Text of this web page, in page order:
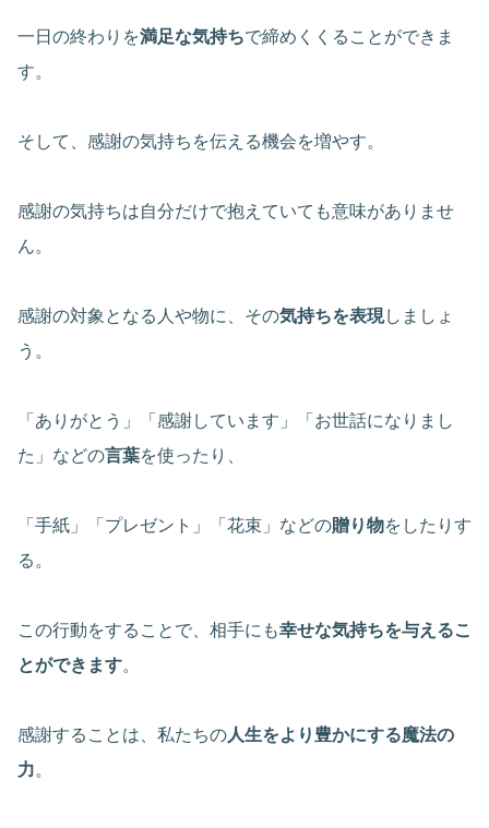
一日の終わりを満足な気持ちで締めくくることができま
す。
そして、感謝の気持ちを伝える機会を増やす。
感謝の気持ちは自分だけで抱えていても意味がありませ
ん。
感謝の対象となる人や物に、その気持ちを表現しましょ
う。
「ありがとう」「感謝しています」「お世話になりまし
た」などの言葉を使ったり、
「手紙」「プレゼント」「花束」などの贈り物をしたりす
る。
この行動をすることで、相手にも幸せな気持ちを与えるこ
とができます。
感謝することは、私たちの人生をより豊かにする魔法の
力。